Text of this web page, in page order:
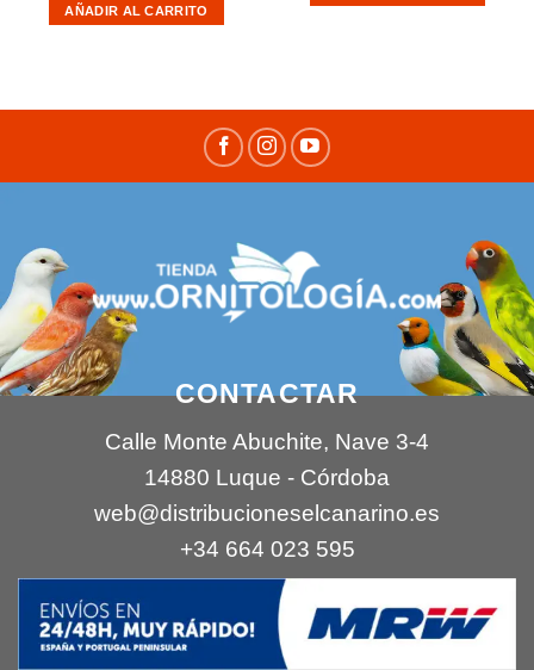
AÑADIR AL CARRITO
CONTACTAR
Calle Monte Abuchite, Nave 3-4
14880 Luque - Córdoba
web@distribucioneselcanarino.es
+34 664 023 595